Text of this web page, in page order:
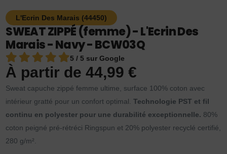
L'Ecrin Des Marais (44450)
SWEAT ZIPPÉ (femme) - L'Ecrin Des
Marais - Navy - BCW03Q
5 / 5 sur Google
À partir de44,99€
Sweat capuche zippé femme ultime, surface 100% coton avec
intérieur gratté pour un confort optimal.Technologie PST et fil
continu en polyester pour une durabilité exceptionnelle. 80%
coton peigné pré-rétréci Ringspun et 20% polyester recyclé certifié,
280 g/m².